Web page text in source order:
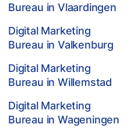
Bureau in Vlaardingen
Digital Marketing
Bureau in Valkenburg
Digital Marketing
Bureau in Willemstad
Digital Marketing
Bureau in Wageningen